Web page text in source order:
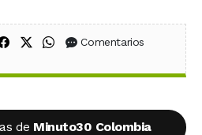
Compartir en Facebook
Compartir en X (Twitter)
Compartir en WhatsApp
Comentarios
de Minuto30 Colombia